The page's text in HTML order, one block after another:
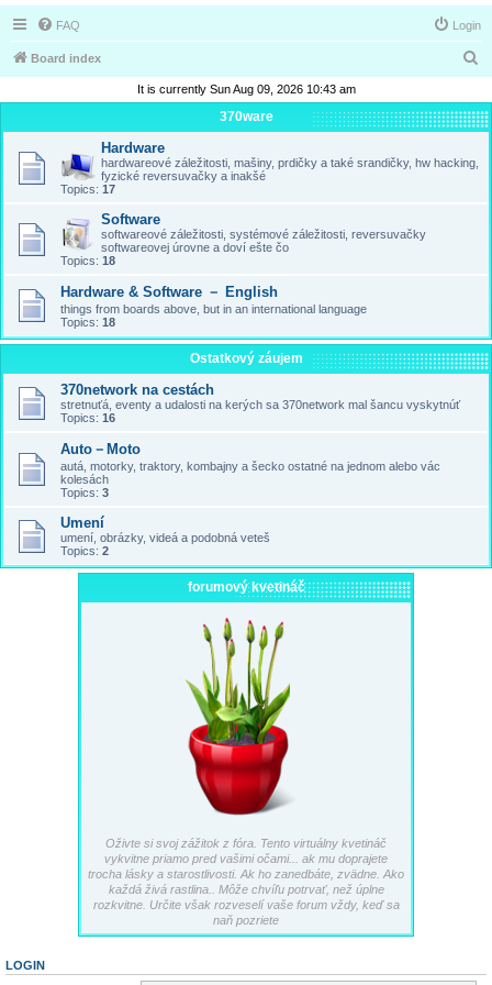
FAQ Login
Board index
a
r
It is currently Sun Aug 09, 2026 10:43 am
370ware
Hardware
hardwareové záležitosti, mašiny, prdičky a také srandičky, hw hacking,
fyzické reversuvačky a inakšé
Topics: 17
Software
softwareové záležitosti, systémové záležitosti, reversuvačky
softwareovej úrovne a doví ešte čo
Topics: 18
Hardware & Software － English
things from boards above, but in an international language
Topics: 18
Ostatkový záujem
370network na cestách
stretnuťá, eventy a udalosti na kerých sa 370network mal šancu vyskytnúť
Topics: 16
Auto－Moto
autá, motorky, traktory, kombajny a šecko ostatné na jednom alebo vác
kolesách
Topics: 3
Umení
umení, obrázky, videá a podobná veteš
Topics: 2
forumový kvetináč
Oživte si svoj zážitok z fóra. Tento virtuálny kvetináč
vykvitne priamo pred vašimi očami... ak mu doprajete
trocha lásky a starostlivosti. Ak ho zanedbáte, zvädne. Ako
každá živá rastlina.. Môže chvíľu potrvať, než úplne
rozkvitne. Určite však rozveselí vaše forum vždy, keď sa
naň pozriete
LOGIN